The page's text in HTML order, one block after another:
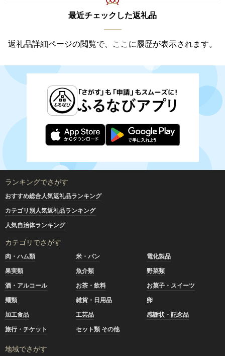
最近チェックした返礼品
返礼品詳細ページの閲覧で、ここに履歴が表示されます。
ランキングでさがす
おすすめ総合人気返礼品ランキング
カテゴリ別人気返礼品ランキング
人気自治体ランキング
カテゴリでさがす
肉・ハム類 米・パン
電化製品
果実類
魚介類
野菜類
酒・アルコール
お茶・飲料
お菓子・スイーツ
麺類
雑貨・日用品
卵
加工食品
工芸品
感謝状・記念品
旅行・チケット
セット類 その他
地域でさがす